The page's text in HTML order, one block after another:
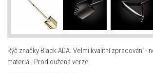
Rýč značky Black ADA. Velmi kvalitní zpracování -
materiál. Prodloužená verze.